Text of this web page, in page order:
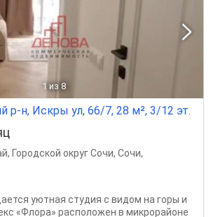
1 из 8
р-н, Искры ул, 66/7, 28 м², 3/12 эт.
, Городской округ Сочи, Сочи,
уютная студия с видом на горы и
«Флора» расположен в микрорайоне